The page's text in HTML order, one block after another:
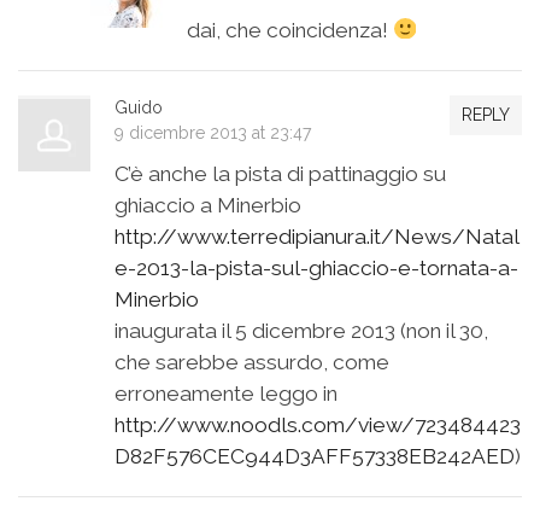
dai, che coincidenza!
REPLY
Guido
9 dicembre 2013 at 23:47
C’è anche la pista di pattinaggio su
ghiaccio a Minerbio
http://www.terredipianura.it/News/Natal
e-2013-la-pista-sul-ghiaccio-e-tornata-a-
Minerbio
inaugurata il 5 dicembre 2013 (non il 30,
che sarebbe assurdo, come
erroneamente leggo in
http://www.noodls.com/view/723484423
D82F576CEC944D3AFF57338EB242AED)